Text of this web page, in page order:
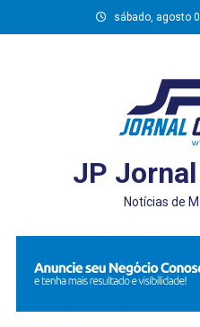
to
sábado, agosto
JP
Notícias de